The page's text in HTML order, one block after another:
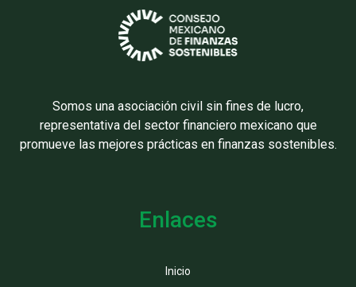
Somos una asociación civil sin fines de lucro,
representativa del sector financiero mexicano que
promueve las mejores prácticas en finanzas sostenibles.
Enlaces
Inicio